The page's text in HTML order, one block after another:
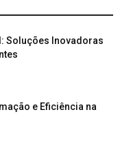
Soluções Inovadoras
e Eficiência na